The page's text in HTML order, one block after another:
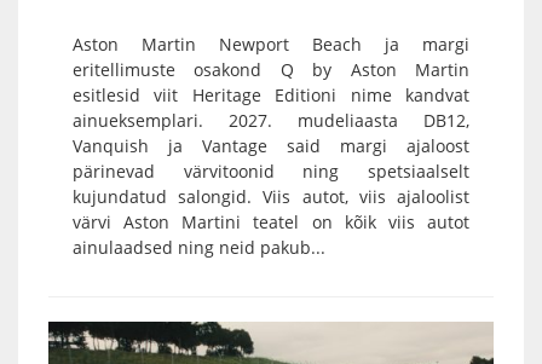
Aston Martin Newport Beach ja margi
eritellimuste osakond Q by Aston Martin
esitlesid viit Heritage Editioni nime kandvat
ainueksemplari. 2027. mudeliaasta DB12,
Vanquish ja Vantage said margi ajaloost
pärinevad värvitoonid ning spetsiaalselt
kujundatud salongid. Viis autot, viis ajaloolist
värvi Aston Martini teatel on kõik viis autot
ainulaadsed ning neid pakub...